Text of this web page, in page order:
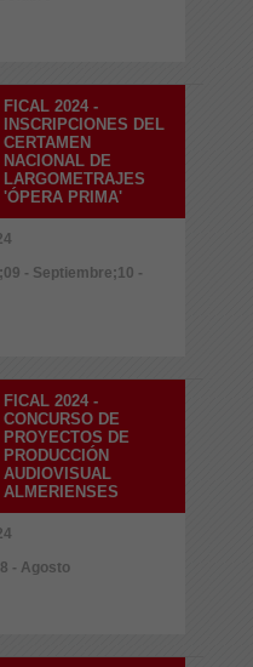
FICAL 2024 -
INSCRIPCIONES DEL
CERTAMEN
NACIONAL DE
LARGOMETRAJES
'ÓPERA PRIMA'
- Septiembre;10 -
FICAL 2024 -
CONCURSO DE
PROYECTOS DE
PRODUCCIÓN
AUDIOVISUAL
ALMERIENSES
- Agosto